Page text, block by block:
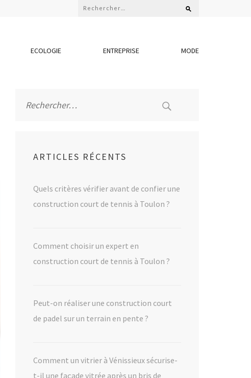
Rechercher :
ECOLOGIE ENTREPRISE MODE
ARTICLES RÉCENTS
Quels critères vérifier avant de confier une
construction court de tennis à Toulon ?
Comment choisir un expert en
construction court de tennis à Toulon ?
Peut-on réaliser une construction court
de padel sur un terrain en pente ?
Comment un vitrier à Vénissieux sécurise-
t-il une façade vitrée après un bris de